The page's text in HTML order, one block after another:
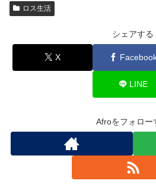
ロス生活
シェアする
X
LINE
Afroをフォロー